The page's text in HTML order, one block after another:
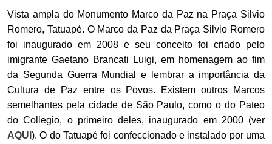
Vista ampla do Monumento Marco da Paz na Praça Silvio
Romero, Tatuapé. O Marco da Paz da Praça Silvio Romero
foi inaugurado em 2008 e seu conceito foi criado pelo
imigrante Gaetano Brancati Luigi, em homenagem ao fim
da Segunda Guerra Mundial e lembrar a importância da
Cultura de Paz entre os Povos. Existem outros Marcos
semelhantes pela cidade de São Paulo, como o do Pateo
do Collegio, o primeiro deles, inaugurado em 2000 (ver
AQUI ). O do Tatuapé foi confeccionado e instalado por uma